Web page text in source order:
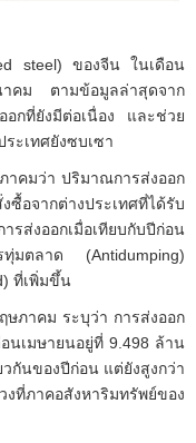
steel) ของจีน ในเดือน
าคม ตามข้อมูลล่าสุดจาก
อกที่ยังมีต่อเนื่อง และช่วย
ะเทศยังซบเซา
าคมว่า ปริมาณการส่งออก
อจากต่างประเทศที่ได้รับ
ส่งออกเมื่อเทียบกับปีก่อน
ทุ่มตลาด (Antidumping)
ที่เพิ่มขึ้น
ษภาคม ระบุว่า การส่งออก
อนเมษายนอยู่ที่ 9.498 ล้าน
กันของปีก่อน แต่ยังสูงกว่า
งที่ภาคอสังหาริมทรัพย์ของ